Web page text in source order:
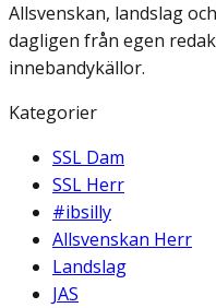
Allsvenskan, landslag
dagligen från egen
innebandykällor.
Kategorier
SSL Dam
SSL Herr
#ibsilly
Allsvenskan Herr
Landslag
JAS